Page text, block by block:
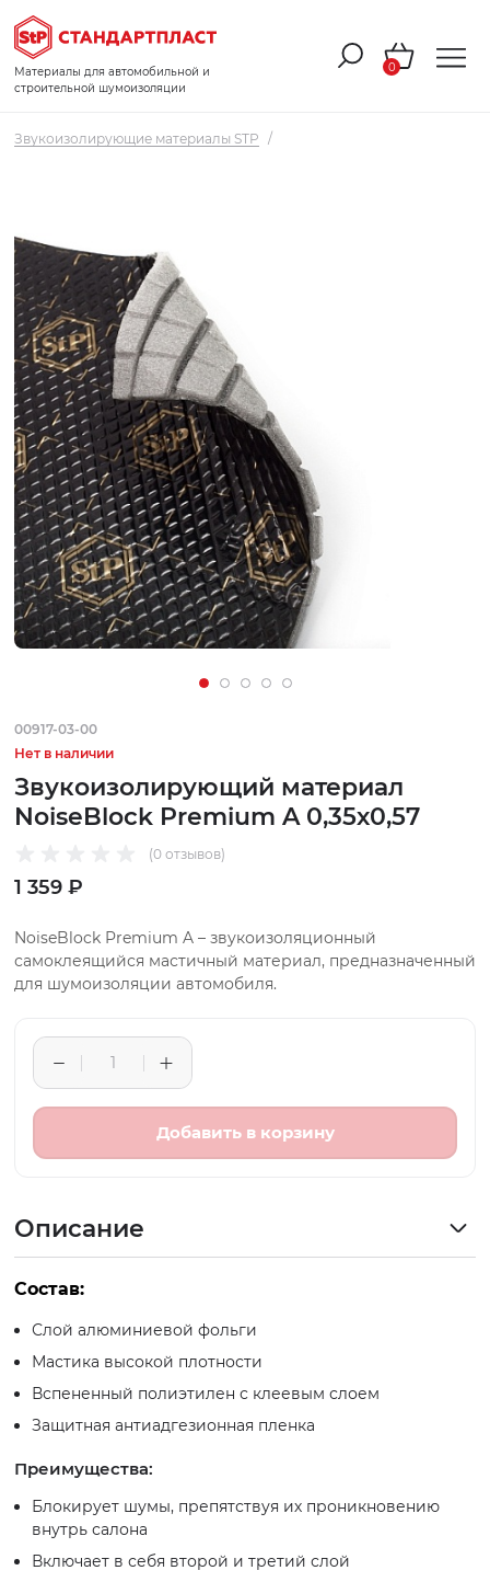
Материалы для автомобильной и
строительной шумоизоляции
0
Звукоизолирующие материалы STP /
00917-03-00
Нет в наличии
Звукоизолирующий материал
NoiseBlock Premium A 0,35х0,57
(0 отзывов)
1 359 ₽
NoiseBlock Premium A – звукоизоляционный
самоклеящийся мастичный материал, предназначенный
для шумоизоляции автомобиля.
Добавить в корзину
Описание
Состав:
Слой алюминиевой фольги
Мастика высокой плотности
Вспененный полиэтилен с клеевым слоем
Защитная антиадгезионная пленка
Преимущества:
Блокирует шумы, препятствуя их проникновению
внутрь салона
Включает в себя второй и третий слой